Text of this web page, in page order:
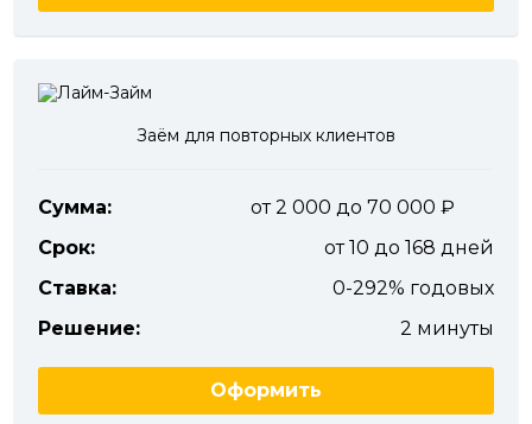
Заём для повторных клиентов
Сумма:
от 2 000 до 70 000
Срок:
от 10 до 168 дней
Ставка:
0-292% годовых
Решение:
2 минуты
Оформить